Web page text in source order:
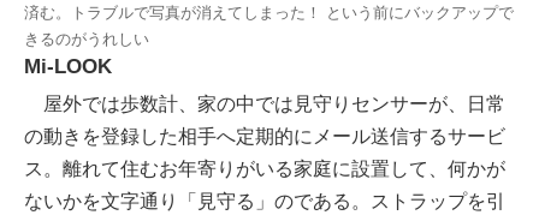
済む。トラブルで写真が消えてしまった！ という前にバックアップで
きるのがうれしい
Mi-LOOK
屋外では歩数計、家の中では見守りセンサーが、日常
の動きを登録した相手へ定期的にメール送信するサービ
ス。離れて住むお年寄りがいる家庭に設置して、何かが
ないかを文字通り「見守る」のである。ストラップを引